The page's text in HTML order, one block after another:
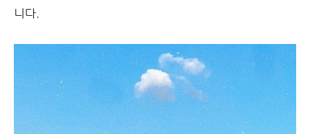
니다.